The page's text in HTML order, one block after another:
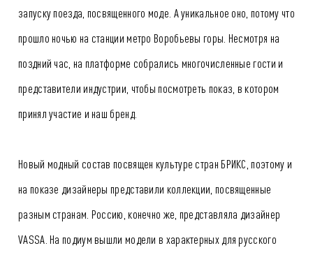
запуску поезда, посвященного моде. А уникальное оно, потому что
прошло ночью на станции метро Воробьевы горы. Несмотря на
поздний час, на платформе собрались многочисленные гости и
представители индустрии, чтобы посмотреть показ, в котором
принял участие и наш бренд.
Новый модный состав посвящен культуре стран БРИКС, поэтому и
на показе дизайнеры представили коллекции, посвященные
разным странам. Россию, конечно же, представляла дизайнер
VASSA. На подиум вышли модели в характерных для русского